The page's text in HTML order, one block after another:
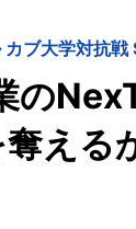
カブ大学対抗
の
える